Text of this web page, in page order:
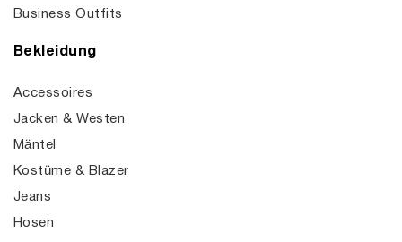
Business Outfits
Bekleidung
Accessoires
Jacken & Westen
Mäntel
Kostüme & Blazer
Jeans
Hosen